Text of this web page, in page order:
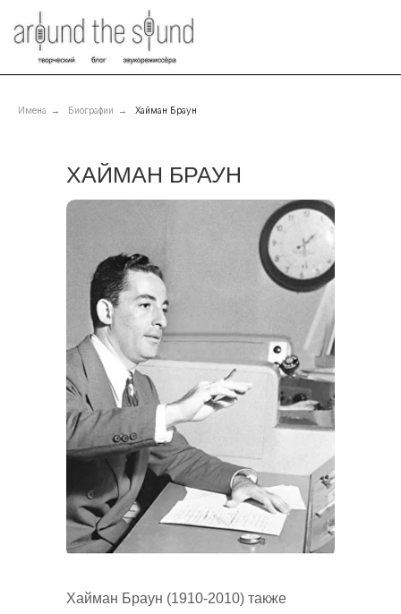
Имена → Биографии → Хайман Браун
Хайман Браун (1910-2010) также
ХАЙМАН БРАУН